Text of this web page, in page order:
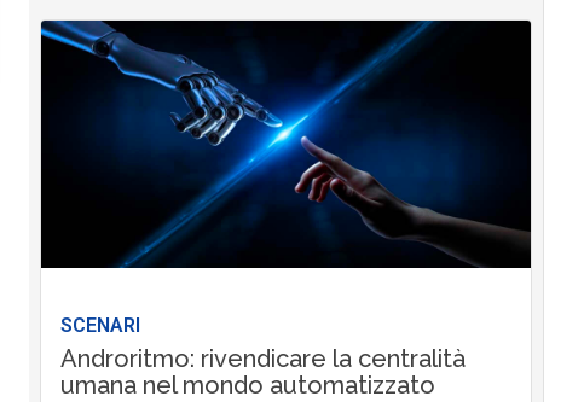
SCENARI
Androritmo: rivendicare la centralità
umana nel mondo automatizzato